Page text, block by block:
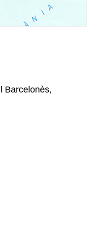
Barcelonès,